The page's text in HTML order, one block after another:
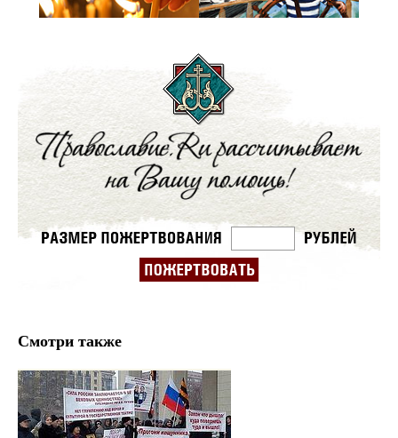
Смотри также